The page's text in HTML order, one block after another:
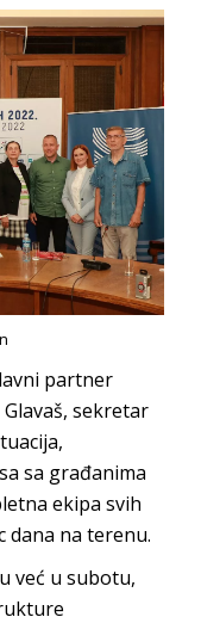
partner
sekretar
sa građanima
ekipa svih
dana na terenu.
već u subotu,